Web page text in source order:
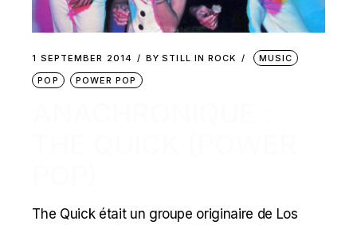
1 SEPTEMBER 2014 BY STILL IN ROCK
MUSIC
POP
POWER POP
The Quick était un groupe originaire de Los